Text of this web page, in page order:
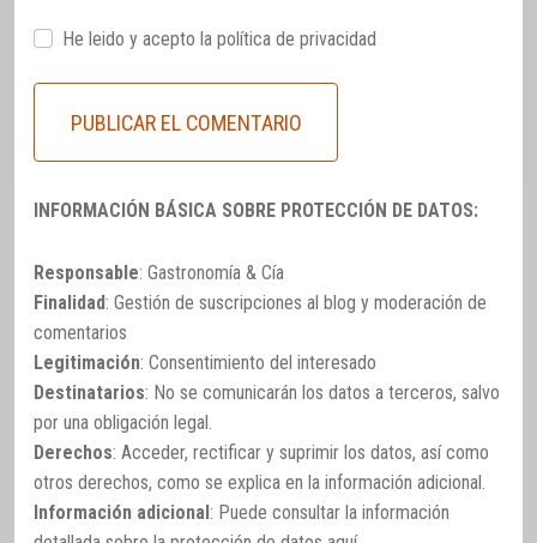
He leido y acepto la política de privacidad
INFORMACIÓN BÁSICA SOBRE PROTECCIÓN DE DATOS:
Responsable: Gastronomía & Cía
Finalidad: Gestión de suscripciones al blog y moderación de
comentarios
Legitimación: Consentimiento del interesado
Destinatarios: No se comunicarán los datos a terceros, salvo
por una obligación legal.
Derechos: Acceder, rectificar y suprimir los datos, así como
otros derechos, como se explica en la información adicional.
Información adicional: Puede consultar la información